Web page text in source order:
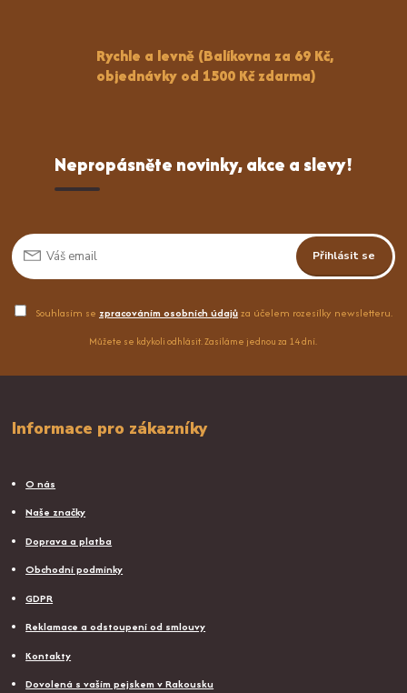
Rychle a levně (Balíkovna za 69 Kč,
objednávky od 1500 Kč zdarma)
Nepropásněte novinky, akce a slevy!
Přihlásit se
Souhlasím se zpracováním osobních údajůza účelem rozesílky newsletteru.
Můžete se kdykoli odhlásit. Zasíláme jednou za 14 dní.
Informace pro zákazníky
O nás
Naše značky
Doprava a platba
Obchodní podmínky
GDPR
Reklamace a odstoupení od smlouvy
Kontakty
Dovolená s vaším pejskem v Rakousku